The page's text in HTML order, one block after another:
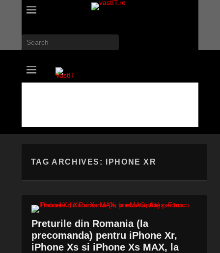
Search
vastIT.ro
Blog de Tehnologie
TAG ARCHIVES: IPHONE XR
Preturile din Romania (la
precomanda) pentru iPhone Xr,
iPhone Xs si iPhone Xs MAX, la